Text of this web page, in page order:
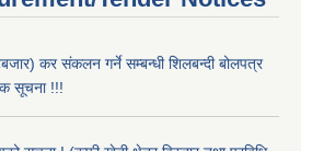
कर संकलन गर्ने सम्बन्धी शिलबन्दी बोलपत्र
सूचना !!!